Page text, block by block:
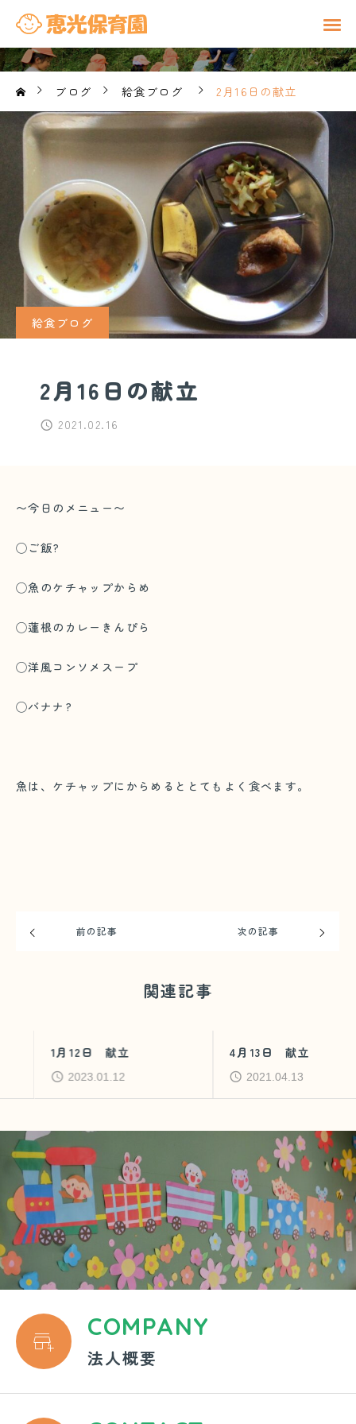
ブログ 給食ブログ 2月16日の献立
給食ブログ
2月16日の献立
2021.02.16
〜今日のメニュー〜
◯ご飯?
◯魚のケチャップからめ
◯蓮根のカレーきんぴら
◯洋風コンソメスープ
◯バナナ?
魚は、ケチャップにからめるととてもよく食べます。
前の記事 次の記事
関連記事
1月12日 献立
2023.01.12
4月13日 献立
2021.04.13
 COMPANY
法人概要